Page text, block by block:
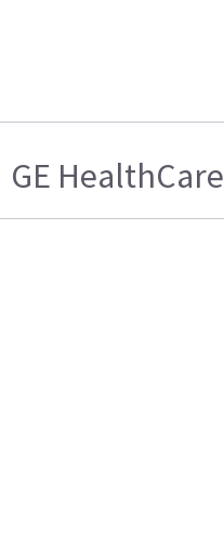
GE HealthCare